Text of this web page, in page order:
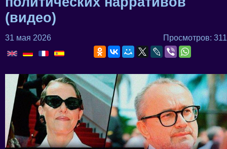
(видео)
31 мая 2026 Просмотров: 311